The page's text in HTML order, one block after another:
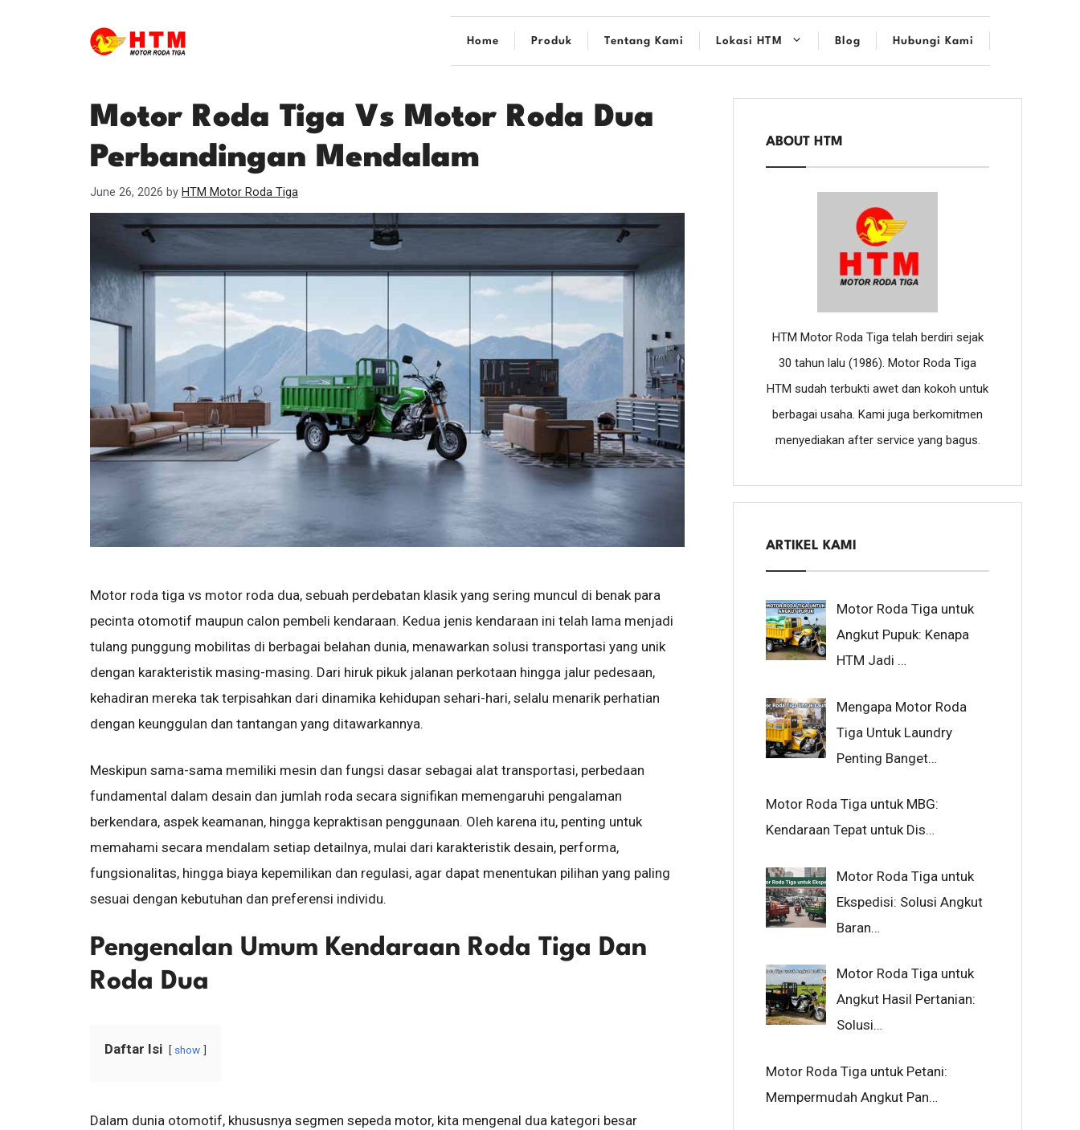
Home Produk Tentang Kami Lokasi HTM Blog Hubungi Kami
Motor Roda Tiga Vs Motor Roda Dua
Perbandingan Mendalam
June 26, 2026 by HTM Motor Roda Tiga
Motor roda tiga vs motor roda dua, sebuah perdebatan klasik yang sering muncul di benak para
pecinta otomotif maupun calon pembeli kendaraan. Kedua jenis kendaraan ini telah lama menjadi
tulang punggung mobilitas di berbagai belahan dunia, menawarkan solusi transportasi yang unik
dengan karakteristik masing-masing. Dari hiruk pikuk jalanan perkotaan hingga jalur pedesaan,
kehadiran mereka tak terpisahkan dari dinamika kehidupan sehari-hari, selalu menarik perhatian
dengan keunggulan dan tantangan yang ditawarkannya.
Meskipun sama-sama memiliki mesin dan fungsi dasar sebagai alat transportasi, perbedaan
fundamental dalam desain dan jumlah roda secara signifikan memengaruhi pengalaman
berkendara, aspek keamanan, hingga kepraktisan penggunaan. Oleh karena itu, penting untuk
memahami secara mendalam setiap detailnya, mulai dari karakteristik desain, performa,
fungsionalitas, hingga biaya kepemilikan dan regulasi, agar dapat menentukan pilihan yang paling
sesuai dengan kebutuhan dan preferensi individu.
Pengenalan Umum Kendaraan Roda Tiga Dan
Roda Dua
Daftar Isi show
Dalam dunia otomotif, khususnya segmen sepeda motor, kita mengenal dua kategori besar
ABOUT HTM
HTM Motor Roda Tiga telah berdiri sejak
30 tahun lalu (1986). Motor Roda Tiga
HTM sudah terbukti awet dan kokoh untuk
berbagai usaha. Kami juga berkomitmen
menyediakan after service yang bagus.
ARTIKEL KAMI
Motor Roda Tiga untuk
Angkut Pupuk: Kenapa
HTM Jadi …
Mengapa Motor Roda
Tiga Untuk Laundry
Penting Banget…
Motor Roda Tiga untuk MBG:
Kendaraan Tepat untuk Dis…
Motor Roda Tiga untuk
Ekspedisi: Solusi Angkut
Baran…
Motor Roda Tiga untuk
Angkut Hasil Pertanian:
Solusi…
Motor Roda Tiga untuk Petani:
Mempermudah Angkut Pan…